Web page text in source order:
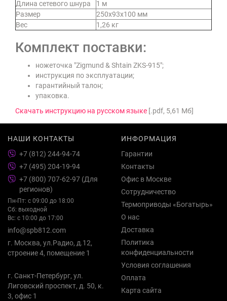
Длина сетевого шнура
1 м
Размер
250х93х100 мм
Вес
1,26 кг
Комплект поставки:
ножеточка "Zigmund & Shtain ZKS-915";
инструкция по эксплуатации;
гарантийный талон;
упаковка.
Скачать инструкцию на русском языке [.pdf, 5,61 Мб]
НАШИ КОНТАКТЫ
+7 (812) 244-94-74
+7 (495) 204-19-94
+7 (800) 707-62-97 (Для
регионов)
Пн-Пт: с 09:00 до 18:00
Сб: выходной
Вс: с 10:00 до 17:00
info@spb812.com
г. Москва, ул.Радио, д.12,
строение 4, помещение 1
г. Санкт-Петербург, ул.
Лиговский проспект, д. 50, к.
3, офис 1
ИНФОРМАЦИЯ
Гарантии
Контакты
Офис в Москве
Сотрудничество
Термоприводы «Богатырь»
О нас
Доставка
Политика
конфиденциальности
Условия соглашения
Оплата
Карта сайта